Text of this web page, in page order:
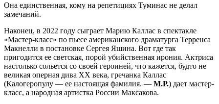
Она единственная, кому на репетициях Туминас не делал
замечаний.
Наконец, в 2022 году сыграет Марию Каллас в спектакле
«Мастер-класс» по пьесе американского драматурга Терренса
Макнелли в постановке Сергея Яшина. Вот где так
пригодится ее светская, порой убийственная ирония. Актриса
настолько сольется со своей героиней, что кажется, будто не
великая оперная дива XX века, гречанка Каллас
(Калогеропулу — ее настоящая фамилия. — М.Р.) дает мастер-
класс, а народная артистка России Максакова.